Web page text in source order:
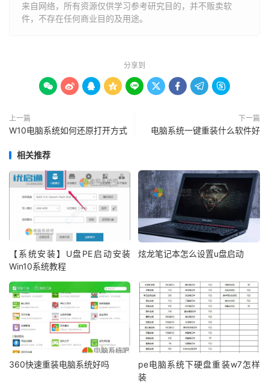
来自网络，所有资源仅供学习参考研究目的，并不贩卖软
件，不存在任何商业目的及用途。
分享到
        
上一篇
W10电脑系统如何还原打开方式
下一篇
电脑系统一键重装什么软件好
相关推荐
【系统安装】U盘PE启动安装
Win10系统教程
炫龙笔记本怎么设置u盘启动
360快速重装电脑系统好吗
pe电脑系统下硬盘重装w7怎样
装